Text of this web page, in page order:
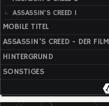
ASSASSIN'S CREED 1
MOBILE TITEL
ASSASSIN'S CREED - DER FILM
HINTERGRUND
SONSTIGES